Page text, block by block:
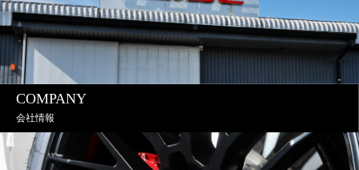
COMPANY
会社情報